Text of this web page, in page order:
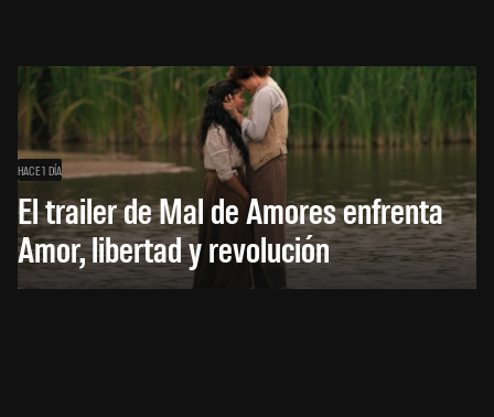
HACE 1 DÍA
El trailer de Mal de Amores enfrenta
Amor, libertad y revolución